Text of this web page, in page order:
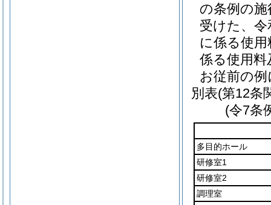
の条例の施
受けた、令
に係る使
係る使用
お従前の
別表(第12条
(令7条
多目的ホール
研修室1
研修室2
調理室